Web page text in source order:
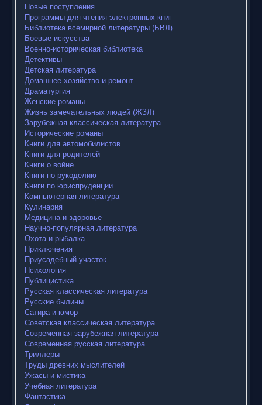
Новые поступления
Программы для чтения электронных книг
Библиотека всемирной литературы (БВЛ)
Боевые искусства
Военно-историческая библиотека
Детективы
Детская литература
Домашнее хозяйство и ремонт
Драматургия
Женские романы
Жизнь замечательных людей (ЖЗЛ)
Зарубежная классическая литература
Исторические романы
Книги для автомобилистов
Книги для родителей
Книги о войне
Книги по рукоделию
Книги по юриспруденции
Компьютерная литература
Кулинария
Медицина и здоровье
Научно-популярная литература
Охота и рыбалка
Приключения
Приусадебный участок
Психология
Публицистика
Русская классическая литература
Русские былины
Сатира и юмор
Советская классическая литература
Современная зарубежная литература
Современная русская литература
Триллеры
Труды древних мыслителей
Ужасы и мистика
Учебная литература
Фантастика